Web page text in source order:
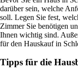
darüber sein, welche
soll. Legen Sie fest,
Zimmer Sie benötigen
Ihnen wichtig sind.
für den Hauskauf in
Tipps für die